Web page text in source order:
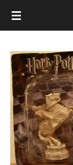
Ga
direct
hoofdinhoud